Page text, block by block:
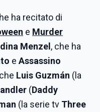
ha recitato di
e Murder
Menzel , che ha
e Assassino
Luis Guzmán (la
(Daddy
(la serie tv Three